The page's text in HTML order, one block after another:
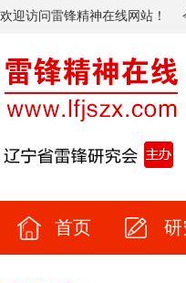
欢迎访问雷锋精神在线网站！
首页 研